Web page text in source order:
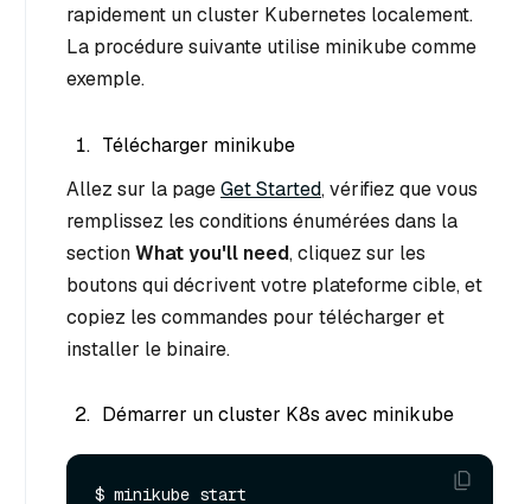
rapidement un cluster Kubernetes localement.
La procédure suivante utilise minikube comme
exemple.
Télécharger minikube
Allez sur la pageGet Started, vérifiez que vous
remplissez les conditions énumérées dans la
sectionWhat you'll need, cliquez sur les
boutons qui décrivent votre plateforme cible, et
copiez les commandes pour télécharger et
installer le binaire.
Démarrer un cluster K8s avec minikube